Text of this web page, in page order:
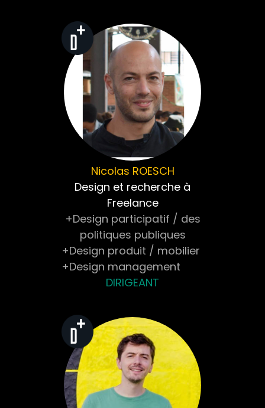
Nicolas ROESCH
Design et recherche à
Freelance
+Design participatif / des
politiques publiques
+Design produit / mobilier
+Design management
DIRIGEANT